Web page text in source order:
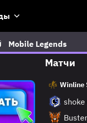
Mobile Legends
Матчи
Winline
shoke